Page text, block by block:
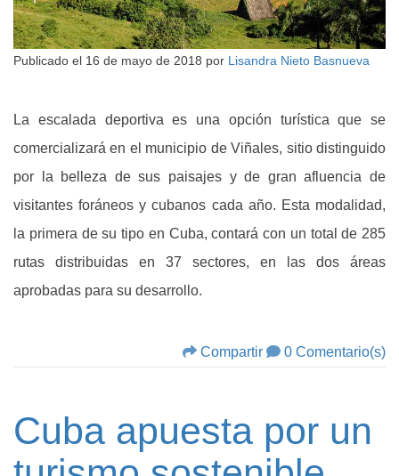
Publicado el 16 de mayo de 2018 por Lisandra Nieto Basnueva
La escalada deportiva es una opción turística que se
comercializará en el municipio de Viñales, sitio distinguido
por la belleza de sus paisajes y de gran afluencia de
visitantes foráneos y cubanos cada año. Esta modalidad,
la primera de su tipo en Cuba, contará con un total de 285
rutas distribuidas en 37 sectores, en las dos áreas
aprobadas para su desarrollo.
Compartir 0 Comentario(s)
Cuba apuesta por un